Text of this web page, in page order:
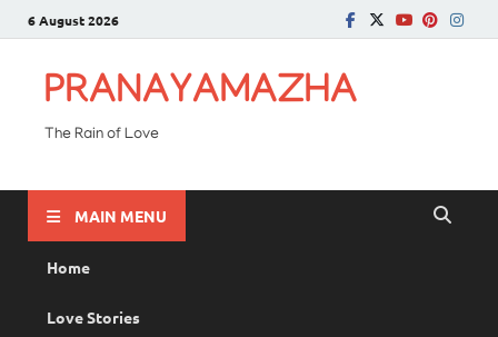
6 August 2026
PRANAYAMAZHA
The Rain of Love
MAIN MENU
Home
Love Stories